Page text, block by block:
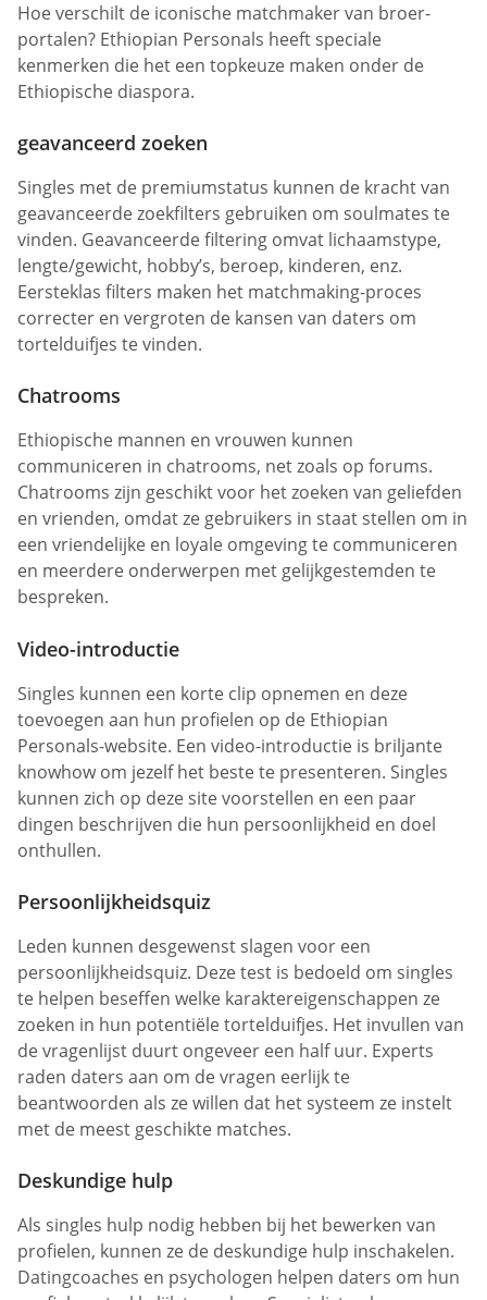
Hoe verschilt de iconische matchmaker van broer-
portalen? Ethiopian Personals heeft speciale
kenmerken die het een topkeuze maken onder de
Ethiopische diaspora.
geavanceerd zoeken
Singles met de premiumstatus kunnen de kracht van
geavanceerde zoekfilters gebruiken om soulmates te
vinden. Geavanceerde filtering omvat lichaamstype,
lengte/gewicht, hobby’s, beroep, kinderen, enz.
Eersteklas filters maken het matchmaking-proces
correcter en vergroten de kansen van daters om
tortelduifjes te vinden.
Chatrooms
Ethiopische mannen en vrouwen kunnen
communiceren in chatrooms, net zoals op forums.
Chatrooms zijn geschikt voor het zoeken van geliefden
en vrienden, omdat ze gebruikers in staat stellen om in
een vriendelijke en loyale omgeving te communiceren
en meerdere onderwerpen met gelijkgestemden te
bespreken.
Video-introductie
Singles kunnen een korte clip opnemen en deze
toevoegen aan hun profielen op de Ethiopian
Personals-website. Een video-introductie is briljante
knowhow om jezelf het beste te presenteren. Singles
kunnen zich op deze site voorstellen en een paar
dingen beschrijven die hun persoonlijkheid en doel
onthullen.
Persoonlijkheidsquiz
Leden kunnen desgewenst slagen voor een
persoonlijkheidsquiz. Deze test is bedoeld om singles
te helpen beseffen welke karaktereigenschappen ze
zoeken in hun potentiële tortelduifjes. Het invullen van
de vragenlijst duurt ongeveer een half uur. Experts
raden daters aan om de vragen eerlijk te
beantwoorden als ze willen dat het systeem ze instelt
met de meest geschikte matches.
Deskundige hulp
Als singles hulp nodig hebben bij het bewerken van
profielen, kunnen ze de deskundige hulp inschakelen.
Datingcoaches en psychologen helpen daters om hun